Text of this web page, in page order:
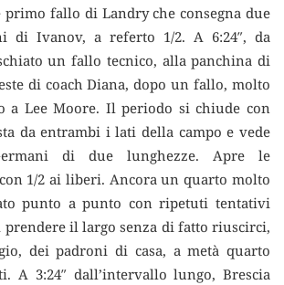
fallo di Landry che consegna due
di Ivanov, a referto 1/2. A 6:24″, da
un fallo tecnico, alla panchina di
di coach Diana, dopo un fallo, molto
a Lee Moore. Il periodo si chiude con
da entrambi i lati della campo e vede
di due lunghezze. Apre le
1/2 ai liberi. Ancora un quarto molto
punto a punto con ripetuti tentativi
prendere il largo senza di fatto riuscirci,
dei padroni di casa, a metà quarto
A 3:24″ dall’intervallo lungo, Brescia